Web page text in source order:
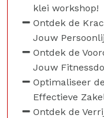
klei workshop!
Ontdek de
Jouw
Ontdek de
Jouw
Optimaliseer
Effectieve
Ontdek de